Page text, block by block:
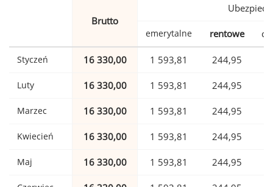
Brutto
emerytalne rentowe
Styczeń 16 330,00 1 593,81 244,95
Luty 16 330,00 1 593,81 244,95
Marzec 16 330,00 1 593,81 244,95
Kwiecień 16 330,00 1 593,81 244,95
Maj 16 330,00 1 593,81 244,95